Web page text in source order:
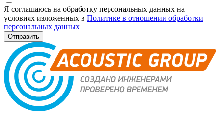
Я соглашаюсь на обработку персональных данных на
условиях изложенных в Политике в отношении обработки
персональных данных